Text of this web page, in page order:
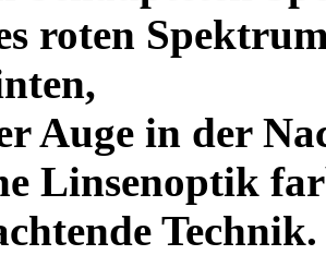
roten
Auge in der
Linsenoptik